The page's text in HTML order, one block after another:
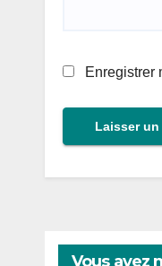
Enregistrer
Vous avez